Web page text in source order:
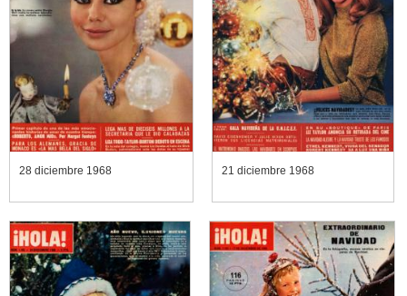
28 diciembre 1968 21 diciembre 1968